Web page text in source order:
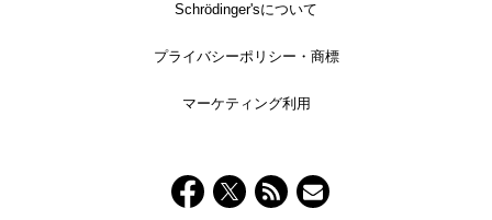
Schrödinger'sについて
プライバシーポリシー・商標
マーケティング利用